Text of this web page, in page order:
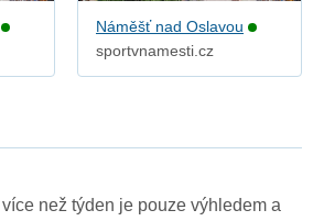
Náměšť nad Oslavou
sportvnamesti.cz
než týden je pouze výhledem a